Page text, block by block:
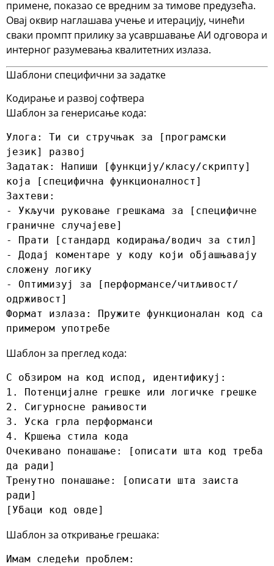
примене, показао се вредним за тимове предузећа.
Овај оквир наглашава учење и итерацију, чинећи
сваки промпт прилику за усавршавање АИ одговора и
интерног разумевања квалитетних излаза.
Шаблони специфични за задатке
Кодирање и развој софтвера
Шаблон за генерисање кода:
Улога: Ти си стручњак за [програмски
језик] развој
Задатак: Напиши [функцију/класу/скрипту]
која [специфична функционалност]
Захтеви:
- Укључи руковање грешкама за [специфичне
граничне случајеве]
- Прати [стандард кодирања/водич за стил]
- Додај коментаре у коду који објашњавају
сложену логику
- Оптимизуј за [перформансе/читљивост/
одрживост]
Формат излаза: Пружите функционалан код са
примером употребе
Шаблон за преглед кода:
С обзиром на код испод, идентификуј:
1. Потенцијалне грешке или логичке грешке
2. Сигурносне рањивости
3. Уска грла перформанси
4. Кршења стила кода
Очекивано понашање: [описати шта код треба
да ради]
Тренутно понашање: [описати шта заиста
ради]
[Убаци код овде]
Шаблон за откривање грешака:
Имам следећи проблем: